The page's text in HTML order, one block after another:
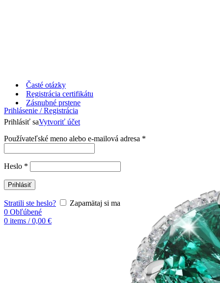
Časté otázky
Registrácia certifikátu
Prihlásenie / Registrácia
Prihlásiť saVytvoriť účet
Používateľské meno alebo e-mailová adresa *
Heslo *
Prihlásiť
Stratili ste heslo?
Zapamätaj si ma
0 Obľúbené
0 items / 0,00 €
Zásnubné prstene